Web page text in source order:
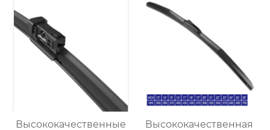
Высококачественные Высококачественная